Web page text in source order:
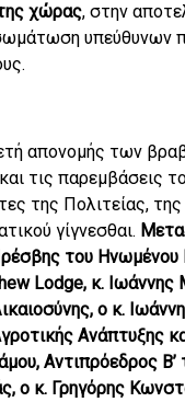
χώρας, στην
υπεύθυνων
απονομής των
τις παρεμβάσεις
της Πολιτείας, της
γίγνεσθαι.
του Ηνωμένου
Lodge, κ. Ιωάννης
o κ.
Ανάπτυξης
Αντιπρόεδρος Β’
ο κ. Γρηγόρης